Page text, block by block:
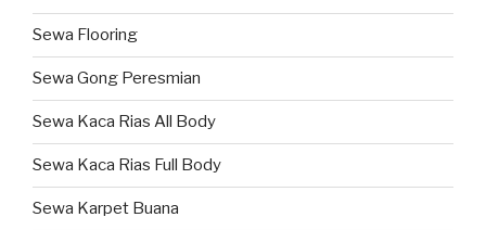
Sewa Flooring
Sewa Gong Peresmian
Sewa Kaca Rias All Body
Sewa Kaca Rias Full Body
Sewa Karpet Buana